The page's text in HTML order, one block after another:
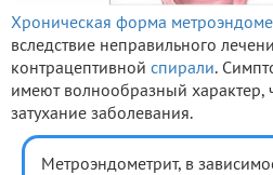
Хроническая форма
вследствие неправильного
контрацептивной спирали.
имеют волнообразный характер,
затухание заболевания.
Метроэндометрит, в